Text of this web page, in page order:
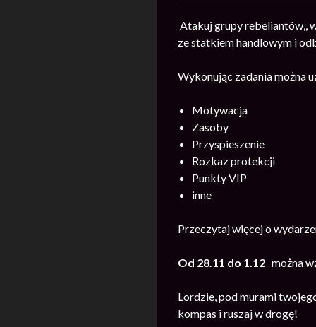
Atakuj grupy rebeliantów,,
ze statkiem handlowym i
Wykonując zadania można
Motywacja
Zasoby
Przyspieszenie
Rozkaz protekcji
Punkty VIP
inne
Przeczytaj więcej o
Od 28.11 do 1.12 można
Lordzie, pod murami
kompas i ruszaj w drogę!